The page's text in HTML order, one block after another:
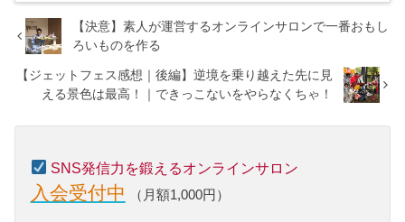
【決意】素人が運営するオンラインサロンで一番おもし
ろいものを作る
【ジェットフェス感想｜後編】逆境を乗り越えた先に見
える景色は最高！｜できっこないをやらなくちゃ！
SNS発信力を鍛えるオンラインサロン
入会受付中 （月額1,000円）